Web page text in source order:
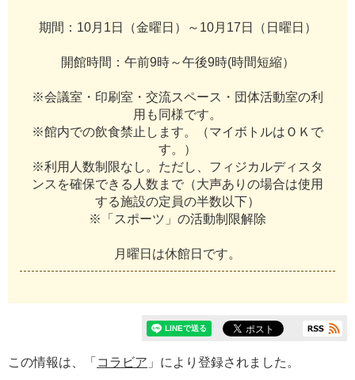
期 間 ： 10月 1 日 （金曜 日 ） ～ 10月 17 日 （ 日 曜 日 ）
開館時間 ： 午前9時～午後9時(時間短縮）
※会議室 ・ 印刷室 ・ 交流スペース ・ 団体活動室の利
用 も 同様です。
※館内での飲食禁 止 し ま す。 （マイ ボ ト ルは Ｏ Ｋ で
す。
）
※利 用 人 数制 限な し 。 ただし フ ィ ジカ ルディ ス タ
ンス を確保でき る 人 数 ま で （大声あ り の場合は使用
する施設の定 員の半数 以下）
※
「 スポーツ 」 の活動制 限解除
月 曜 日 は休館日 です。
この情報は、「 コラビア 」により登録されました。